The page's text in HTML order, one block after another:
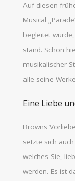
Auf diesen
Musical
begleitet
stand. Schon
musikalischer
alle seine
Eine Liebe
Browns
setzte sich
welches Sie,
werden. Es ist